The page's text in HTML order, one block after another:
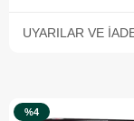
UYARILAR VE
%4